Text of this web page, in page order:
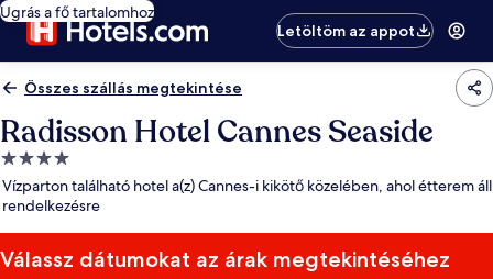
Ugrás a fő tartalomhoz
Letöltöm az appot
Összes szállás megtekintése
Radisson Hotel Cannes Seaside
4.0
csillagos
szálláshely
Vízparton található hotel a(z) Cannes-i kikötő közelében, ahol étterem áll
rendelkezésre
Válassz dátumokat az árak megtekintéséhez